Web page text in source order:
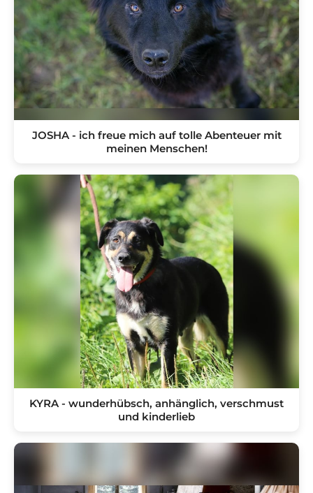
JOSHA - ich freue mich auf tolle Abenteuer mit
meinen Menschen!
KYRA - wunderhübsch, anhänglich, verschmust
und kinderlieb